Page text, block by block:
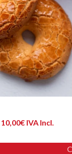
10,00€IVA Incl.